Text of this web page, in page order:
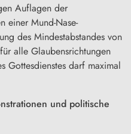
Auflagen der
einer Mund-Nase-
des Mindestabstandes von
alle Glaubensrichtungen
Gottesdienstes darf maximal
und politische